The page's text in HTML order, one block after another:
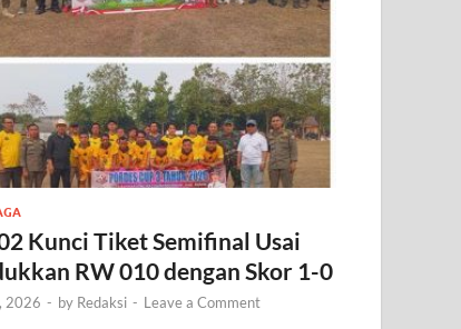
Kunci Tiket Semifinal Usai
RW 010 dengan Skor 1-0
2026 - by Redaksi - Leave a Comment